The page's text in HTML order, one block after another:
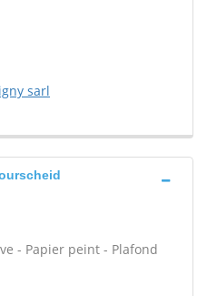
sarl
- Papier peint - Plafond